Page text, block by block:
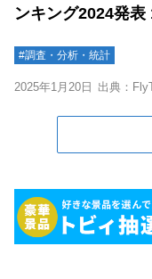
ンキング2024発表
#調査・分析・統計
2025年1月20日 出典：